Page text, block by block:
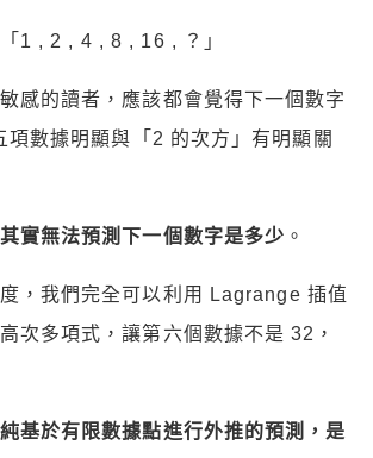
1 , 2 , 4 , 8 , 16 , ？」
感的讀者，應該都會覺得下一個數字
項數據明顯與「2 的次方」有明顯關
實無法預測下一個數字是多少 。
，我們完全可以利用 Lagrange 插值
次多項式，讓第六個數據不是 32，
基於有限數據點進行外推的預測，是